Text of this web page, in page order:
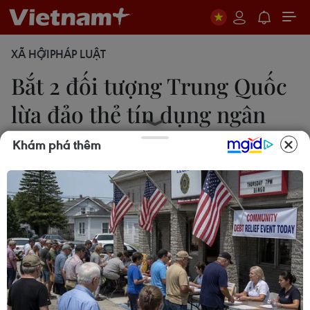
XÃ HỘIPHÁP LUẬT
Bắt 2 đối tượng Trung Quốc
lừa đảo thẻ tín dụng ngân
hàng
Hạnh Quỳnh
12/01/2014 05:09
Công an thành phố Hà Nội đã phá một đường
dây sử dụng thẻ tín dụng giả chiếm đoạt tài sản
qua giao dịch ngân hàng.
Ngày 11/1, Phòng Cảnh sát phòng chống tội
Khám phá thêm